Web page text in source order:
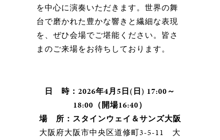
を中心に演奏いただきます。世界の舞
台で磨かれた豊かな響きと繊細な表現
を、ぜひ会場でご堪能ください。皆さ
まのご来場をお待ちしております。
日 時：2026年4月5日(日) 17:00～
18:00（開場16:40）
場 所：スタインウェイ＆サンズ大阪
大阪府大阪市中央区道修町3-5-11 大